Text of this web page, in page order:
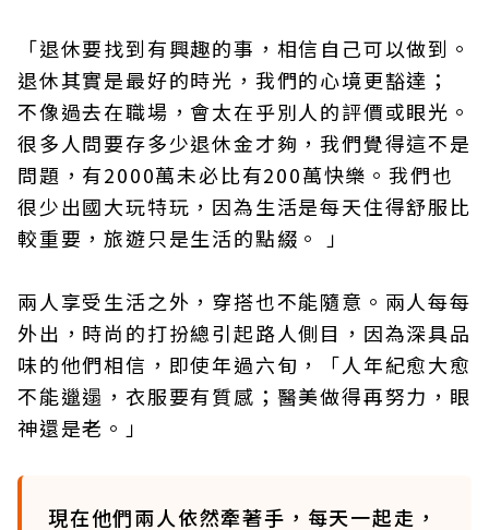
「退休要找到有興趣的事，相信自己可以做到。
退休其實是最好的時光，我們的心境更豁達；
不像過去在職場，會太在乎別人的評價或眼光。
很多人問要存多少退休金才夠，我們覺得這不是
問題，有2000萬未必比有200萬快樂。我們也
很少出國大玩特玩，因為生活是每天住得舒服比
較重要，旅遊只是生活的點綴。 」
兩人享受生活之外，穿搭也不能隨意。兩人每每
外出，時尚的打扮總引起路人側目，因為深具品
味的他們相信，即使年過六旬，「人年紀愈大愈
不能邋遢，衣服要有質感；醫美做得再努力，眼
神還是老。」
現在他們兩人依然牽著手，每天一起走，